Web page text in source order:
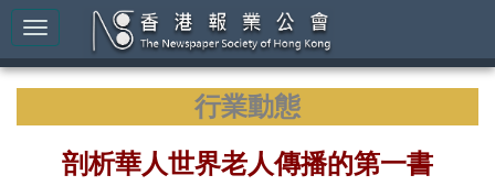
行業動態
剖析華人世界老人傳播的第一書